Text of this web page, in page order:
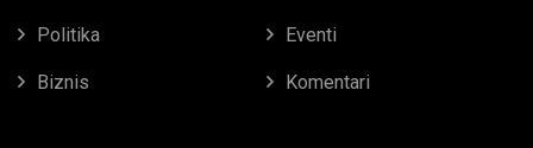
Politika Eventi
Biznis Komentari